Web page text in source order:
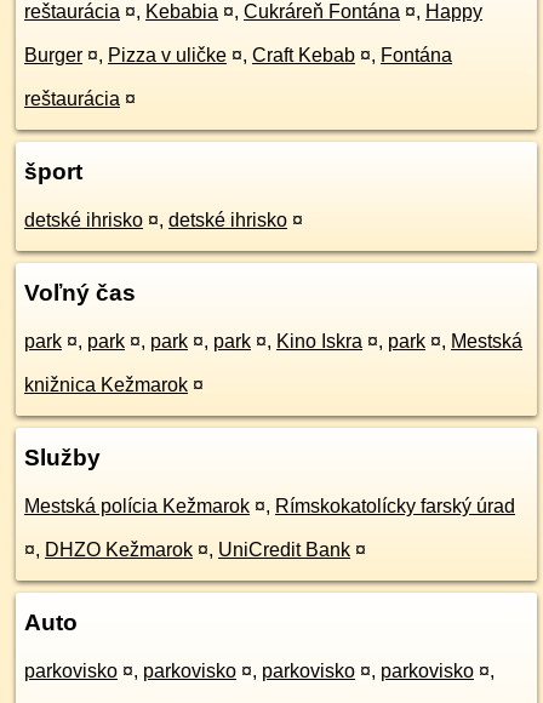
reštaurácia ¤, Kebabia ¤, Cukráreň Fontána ¤, Happy
Burger ¤, Pizza v uličke ¤, Craft Kebab ¤, Fontána
reštaurácia ¤
šport
detské ihrisko ¤, detské ihrisko ¤
Voľný čas
park ¤, park ¤, park ¤, park ¤, Kino Iskra ¤, park ¤, Mestská
knižnica Kežmarok ¤
Služby
Mestská polícia Kežmarok ¤, Rímskokatolícky farský úrad
¤, DHZO Kežmarok ¤, UniCredit Bank ¤
Auto
parkovisko ¤, parkovisko ¤, parkovisko ¤, parkovisko ¤,